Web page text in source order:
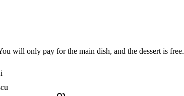
will only pay for the main dish, and the dessert is free.